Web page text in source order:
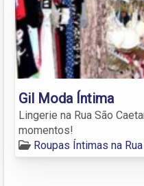
Gil Moda Íntima
Lingerie na Rua São
momentos!
Roupas Íntimas na